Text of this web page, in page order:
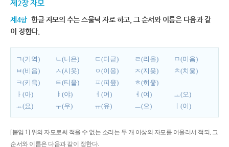
제2장 자모
제4항 한글 자모의 수는 스물넉 자로 하고, 그 순서와 이름은 다음과 같
이 정한다.
ㄱ(기역) ㄴ(니은) ㄷ(디귿) ㄹ(리을)
ㅁ(미음)
ㅂ(비읍)
ㅅ(시옷) ㅇ(이응) ㅈ(지읒)
ㅊ(치읓)
ㅋ(키읔)
ㅌ(티읕) ㅍ(피읖)
ㅎ(히읗)
ㅏ(아)
ㅑ(야) ㅓ(어) ㅕ(여)
ㅗ(오)
ㅛ(요)
ㅜ(우) ㅠ(유) ㅡ(으) ㅣ(이)
[붙임 1] 위의 자모로써 적을 수 없는 소리는 두 개 이상의 자모를 어울러서 적되, 그
순서와 이름은 다음과 같이 정한다.